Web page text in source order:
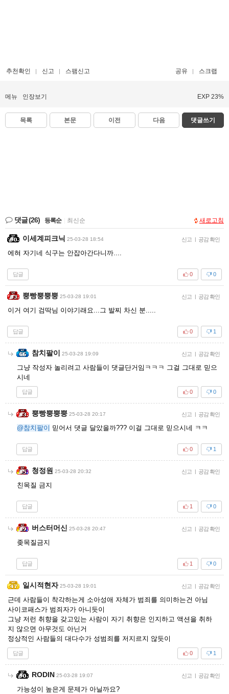
추천확인 신고 스팸신고 공유 스크랩
메뉴 인장보기 EXP 23%
목록 본문 이전 다음 댓글쓰기
댓글(26) 등록순 최신순 새로고침
이세계피크닉 25-03-28 18:54 신고 | 공감 확인
에혀 자기네 식구는 안잡아간다니까....
답글 0
0
뿡빵뿡뿡뿡 25-03-28 19:01 신고 | 공감 확인
이거 여기 검딱님 이야기래요...그 발찌 차신 분.....
답글 1
0
참치팔이 25-03-28 19:09 신고 | 공감 확인
그냥 작성자 놀리려고 사람들이 댓글단거임ㅋㅋㅋ 그걸 그대로 믿으
시네
답글 0
0
뿡빵뿡뿡뿡 25-03-28 20:17 신고 | 공감 확인
@참치팔이 믿어서 댓글 달았을까??? 이걸 그대로 믿으시네 ㅋㅋ
답글 1
0
청정원 25-03-28 20:32 신고 | 공감 확인
친목질 금지
답글 0
1
버스터머신 25-03-28 20:47 신고 | 공감 확인
좆목질금지
답글 0
1
일시적현자 25-03-28 19:01 신고 | 공감 확인
근데 사람들이 착각하는게 소아성애 자체가 범죄를 의미하는건 아님
사이코패스가 범죄자가 아니듯이
그냥 저런 취향을 갖고있는 사람이 자기 취향은 인지하고 액션을 취하
지 않으면 아무것도 아닌거
정상적인 사람들의 대다수가 성범죄를 저지르지 않듯이
답글 1
0
RODIN 25-03-28 19:07 신고 | 공감 확인
가능성이 높은게 문제가 아닐까요?